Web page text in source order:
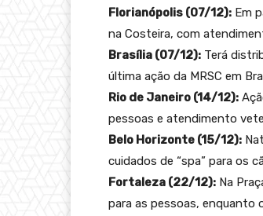
Florianópolis (07/12): Em
na Costeira, com
Brasília (07/12): Terá
última ação da MRSC em
Rio de Janeiro (14/12):
pessoas e atendimento
Belo Horizonte (15/12):
cuidados de “spa” para os
Fortaleza (22/12): Na
para as pessoas, enquanto